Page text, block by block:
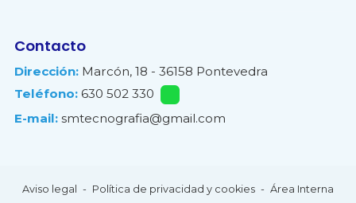
Contacto
Dirección: Marcón, 18 - 36158 Pontevedra
Teléfono: 630 502 330
E-mail: smtecnografia@gmail.com
Aviso legal - Política de privacidad y cookies - Área Interna